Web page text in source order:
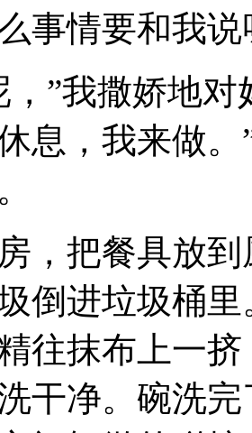
事情要和我
，”我撒娇地
息，我来做
，把餐具放
倒进垃圾桶
往抹布上一
干净。碗洗